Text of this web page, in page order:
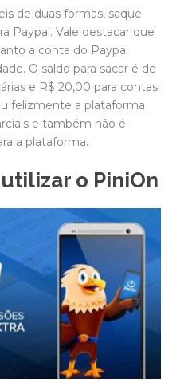
de duas formas, saque
Paypal. Vale destacar que
a conta do Paypal
O saldo para sacar é de
e R$ 20,00 para contas
felizmente a plataforma
e também não é
a plataforma.
o PiniOn